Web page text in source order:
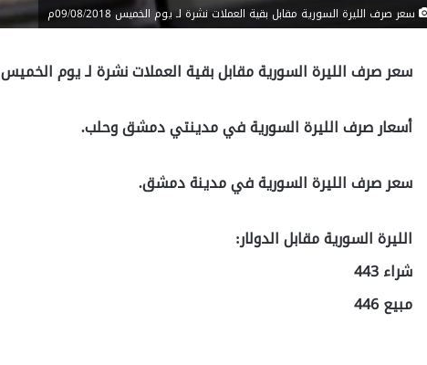
سعر صرف الليرة السورية مقابل بقية العملات نشرة لـ يوم الخميس 09/08/2018م
سعر صرف الليرة السورية مقابل بقية العملات نشرة لـ يوم الخميس 09/08/2018م
أسعار صرف الليرة السورية في مدينتي دمشق وحلب.
سعر صرف الليرة السورية في مدينة دمشق.
الليرة السورية مقابل الدولار:
شراء 443
مبيع 446